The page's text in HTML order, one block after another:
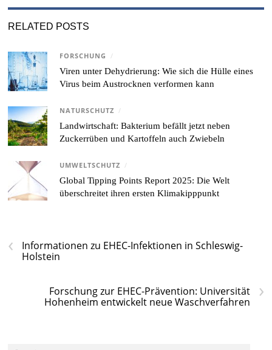
RELATED POSTS
FORSCHUNG /
Viren unter Dehydrierung: Wie sich die Hülle eines
Virus beim Austrocknen verformen kann
NATURSCHUTZ /
Landwirtschaft: Bakterium befällt jetzt neben
Zuckerrüben und Kartoffeln auch Zwiebeln
UMWELTSCHUTZ /
Global Tipping Points Report 2025: Die Welt
überschreitet ihren ersten Klimakipppunkt
‹
Informationen zu EHEC-Infektionen in Schleswig-
Holstein
›
Forschung zur EHEC-Prävention: Universität
Hohenheim entwickelt neue Waschverfahren